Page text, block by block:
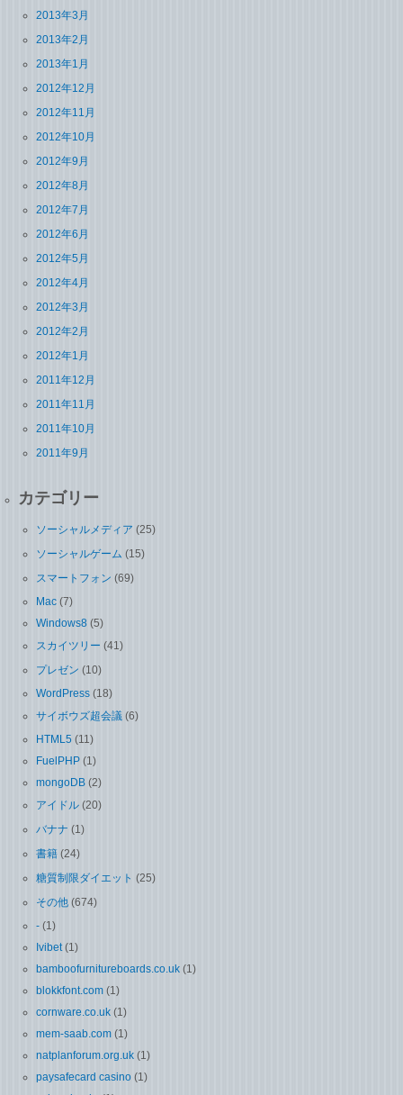
2013年3月
2013年2月
2013年1月
2012年12月
2012年11月
2012年10月
2012年9月
2012年8月
2012年7月
2012年6月
2012年5月
2012年4月
2012年3月
2012年2月
2012年1月
2011年12月
2011年11月
2011年10月
2011年9月
カテゴリー
ソーシャルメディア (25)
ソーシャルゲーム (15)
スマートフォン (69)
Mac (7)
Windows8 (5)
スカイツリー (41)
プレゼン (10)
WordPress (18)
サイボウズ超会議 (6)
HTML5 (11)
FuelPHP (1)
mongoDB (2)
アイドル (20)
バナナ (1)
書籍 (24)
糖質制限ダイエット (25)
その他 (674)
- (1)
Ivibet(1)
bamboofurnitureboards.co.uk (1)
blokkfont.com (1)
cornware.co.uk (1)
mem-saab.com (1)
natplanforum.org.uk (1)
paysafecard casino (1)